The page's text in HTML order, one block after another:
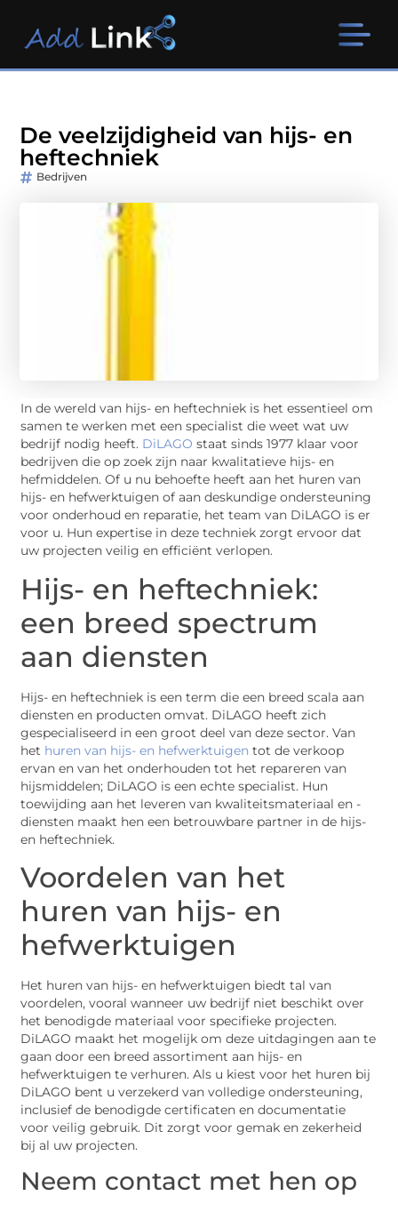
De veelzijdigheid van hijs- en
heftechniek
Bedrijven
In de wereld van hijs- en heftechniek is het essentieel om
samen te werken met een specialist die weet wat uw
bedrijf nodig heeft. DiLAGO staat sinds 1977 klaar voor
bedrijven die op zoek zijn naar kwalitatieve hijs- en
hefmiddelen. Of u nu behoefte heeft aan het huren van
hijs- en hefwerktuigen of aan deskundige ondersteuning
voor onderhoud en reparatie, het team van DiLAGO is er
voor u. Hun expertise in deze techniek zorgt ervoor dat
uw projecten veilig en efficiënt verlopen.
Hijs- en heftechniek:
een breed spectrum
aan diensten
Hijs- en heftechniek is een term die een breed scala aan
diensten en producten omvat. DiLAGO heeft zich
gespecialiseerd in een groot deel van deze sector. Van
het huren van hijs- en hefwerktuigen tot de verkoop
ervan en van het onderhouden tot het repareren van
hijsmiddelen; DiLAGO is een echte specialist. Hun
toewijding aan het leveren van kwaliteitsmateriaal en -
diensten maakt hen een betrouwbare partner in de hijs-
en heftechniek.
Voordelen van het
huren van hijs- en
hefwerktuigen
Het huren van hijs- en hefwerktuigen biedt tal van
voordelen, vooral wanneer uw bedrijf niet beschikt over
het benodigde materiaal voor specifieke projecten.
DiLAGO maakt het mogelijk om deze uitdagingen aan te
gaan door een breed assortiment aan hijs- en
hefwerktuigen te verhuren. Als u kiest voor het huren bij
DiLAGO bent u verzekerd van volledige ondersteuning,
inclusief de benodigde certificaten en documentatie
voor veilig gebruik. Dit zorgt voor gemak en zekerheid
bij al uw projecten.
Neem contact met hen op